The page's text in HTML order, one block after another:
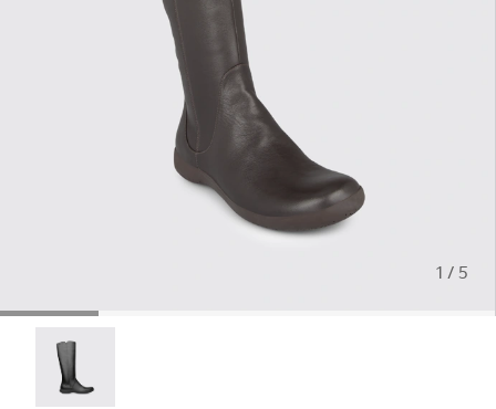
1 / 5
Spiral Comet - 46300-007